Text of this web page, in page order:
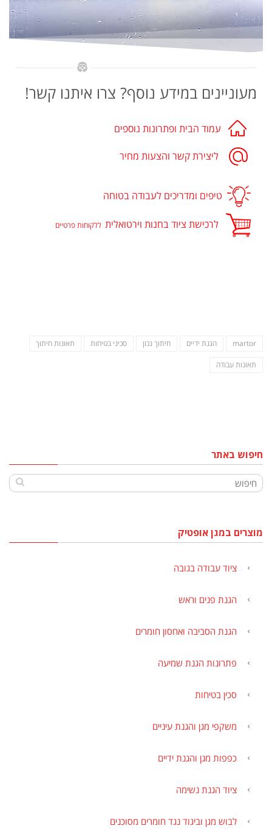
מעוניינים במידע נוסף? צרו איתנו קשר!
עמוד הבית ופתרונות נוספים
ליצירת קשר והצעות מחיר
טיפים ומדריכים לעבודה בטוחה
לרכישת ציוד בחנות וירטואלית ללקוחות פרטיים
martor הגנת ידיים חיתוך נכון סכיני בטיחות תאונות חיתוך
תאונות עבודה
חיפוש באתר
מוצרים במגן אופטיק
ציוד עבודה בגובה
הגנת פנים וראש
הגנת הסביבה ואחסון חומרים
פתרונות הגנת שמיעה
סכין בטיחות
משקפי מגן והגנת עיניים
כפפות מגן והגנת ידיים
ציוד הגנת נשימה
לבוש מגן וביגוד נגד חומרים מסוכנים